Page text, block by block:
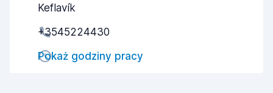
Keflavík
+3545224430
Pokaż godziny pracy